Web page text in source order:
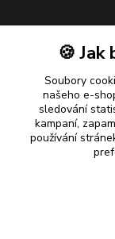
🍪 Jak
Soubory
našeho e-
sledování
kampaní,
používání